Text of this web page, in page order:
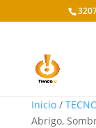
Inicio/
Abrigo,